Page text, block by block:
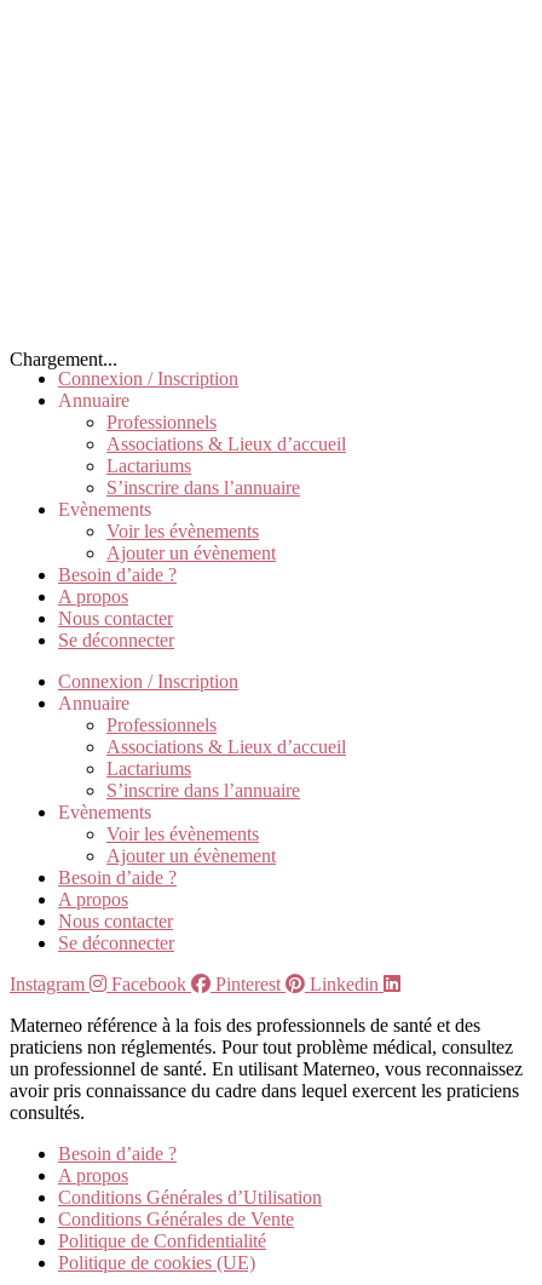
Chargement...
Connexion / Inscription
Annuaire
Professionnels
Associations & Lieux d’accueil
Lactariums
S’inscrire dans l’annuaire
Evènements
Voir les évènements
Ajouter un évènement
Besoin d’aide ?
A propos
Nous contacter
Se déconnecter
Connexion / Inscription
Annuaire
Professionnels
Associations & Lieux d’accueil
Lactariums
S’inscrire dans l’annuaire
Evènements
Voir les évènements
Ajouter un évènement
Besoin d’aide ?
A propos
Nous contacter
Se déconnecter
Instagram
Facebook Pinterest
Linkedin
Materneo référence à la fois des professionnels de santé et des
praticiens non réglementés. Pour tout problème médical, consultez
un professionnel de santé. En utilisant Materneo, vous reconnaissez
avoir pris connaissance du cadre dans lequel exercent les praticiens
consultés.
Besoin d’aide ?
A propos
Conditions Générales d’Utilisation
Conditions Générales de Vente
Politique de Confidentialité
Politique de cookies (UE)